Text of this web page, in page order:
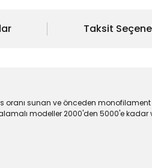
Taksit
sunan ve önceden
modeller 2000'den 5000'e